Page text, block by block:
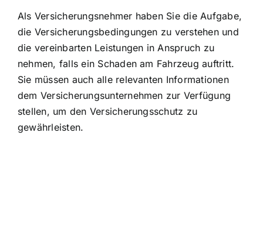
Als Versicherungsnehmer haben Sie die Aufgabe,
die Versicherungsbedingungen zu verstehen und
die vereinbarten Leistungen in Anspruch zu
nehmen, falls ein Schaden am Fahrzeug auftritt.
Sie müssen auch alle relevanten Informationen
dem Versicherungsunternehmen zur Verfügung
stellen, um den Versicherungsschutz zu
gewährleisten.